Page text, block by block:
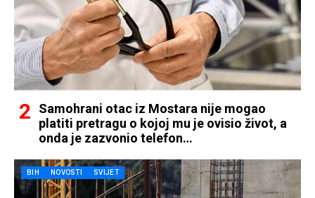
Samohrani otac iz Mostara nije mogao
platiti pretragu o kojoj mu je ovisio život, a
onda je zazvonio telefon…
BIH NOVOSTI SVIJET